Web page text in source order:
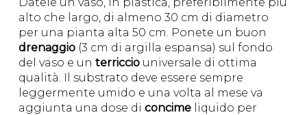
alto che largo, di almeno 30 cm di diametro
per una pianta alta 50 cm. Ponete un buon
drenaggio(3 cm di argilla espansa) sul fondo
del vaso e un terricciouniversale di ottima
qualità. Il substrato deve essere sempre
leggermente umido e una volta al mese va
aggiunta una dose di concimeliquido per